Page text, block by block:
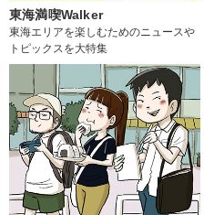
東海満喫Walker
東海エリアを楽しむためのニュースや
トピックスを大特集